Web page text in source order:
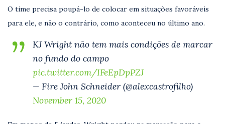
O time precisa poupá-lo de colocar em situações favoráveis
para ele, e não o contrário, como aconteceu no último ano.
KJ Wright não tem mais condições de marcar
no fundo do campo
pic.twitter.com/IFeEpDpPZJ
— Fire John Schneider (@alexcastrofilho)
November 15, 2020